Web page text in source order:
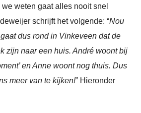
weten gaat alles nooit snel
schrijft het volgende: “Nou
dus rond in Vinkeveen dat de
zijn naar een huis. André woont bij
en Anne woont nog thuis. Dus
meer van te kijken!” Hieronder